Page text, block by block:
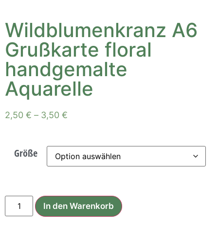
Wildblumenkranz A6
Grußkarte floral
handgemalte
Aquarelle
2,50 € – 3,50 €
Größe
In den Warenkorb